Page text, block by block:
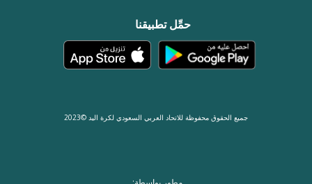
حمِّل تطبيقنا
جميع الحقوق محفوظة للاتحاد العربي السعودي لكرة اليد ©2023